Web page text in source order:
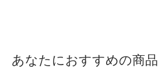
あなたにおすすめの商品